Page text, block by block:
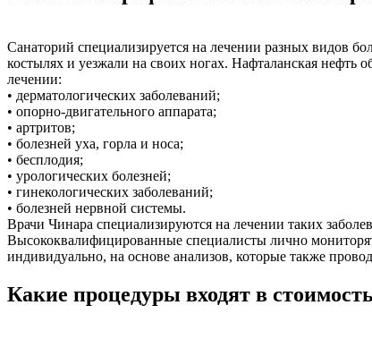
Санаторий специализируется на лечении разных видов
костылях и уезжали на своих ногах. Нафталанская
лечении:
• дерматологических заболеваний;
• опорно-двигательного аппарата;
• артритов;
• болезней уха, горла и носа;
• бесплодия;
• урологических болезней;
• гинекологических заболеваний;
• болезней нервной системы.
Врачи Чинара специализируются на лечении таких
Высококвалифицированные специалисты лично
индивидуально, на основе анализов, которые также
Какие процедуры входят в